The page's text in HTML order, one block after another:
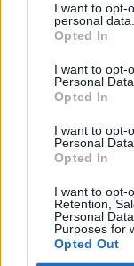
I want to opt-
personal data.
Opted In
I want to opt-
Personal Data.
Opted In
I want to opt-
Personal
Opted In
I want to opt-
Retention,
Personal
Purposes for
Opted Out